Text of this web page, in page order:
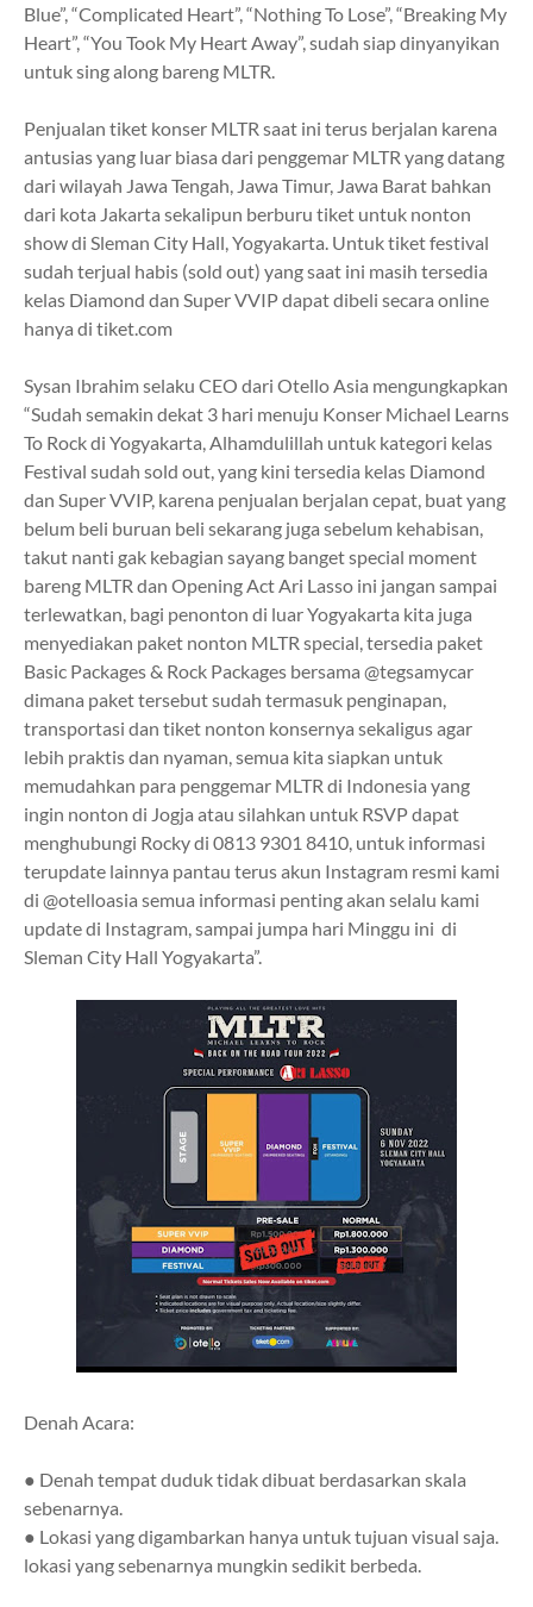
Blue”, “Complicated Heart”, “Nothing To Lose”, “Breaking My
Heart”, “You Took My Heart Away”, sudah siap dinyanyikan
untuk sing along bareng MLTR.
Penjualan tiket konser MLTR saat ini terus berjalan karena
antusias yang luar biasa dari penggemar MLTR yang datang
dari wilayah Jawa Tengah, Jawa Timur, Jawa Barat bahkan
dari kota Jakarta sekalipun berburu tiket untuk nonton
show di Sleman City Hall, Yogyakarta. Untuk tiket festival
sudah terjual habis (sold out) yang saat ini masih tersedia
kelas Diamond dan Super VVIP dapat dibeli secara online
hanya di tiket.com
Sysan Ibrahim selaku CEO dari Otello Asia mengungkapkan
“Sudah semakin dekat 3 hari menuju Konser Michael Learns
To Rock di Yogyakarta, Alhamdulillah untuk kategori kelas
Festival sudah sold out, yang kini tersedia kelas Diamond
dan Super VVIP, karena penjualan berjalan cepat, buat yang
belum beli buruan beli sekarang juga sebelum kehabisan,
takut nanti gak kebagian sayang banget special moment
bareng MLTR dan Opening Act Ari Lasso ini jangan sampai
terlewatkan, bagi penonton di luar Yogyakarta kita juga
menyediakan paket nonton MLTR special, tersedia paket
Basic Packages & Rock Packages bersama @tegsamycar
dimana paket tersebut sudah termasuk penginapan,
transportasi dan tiket nonton konsernya sekaligus agar
lebih praktis dan nyaman, semua kita siapkan untuk
memudahkan para penggemar MLTR di Indonesia yang
ingin nonton di Jogja atau silahkan untuk RSVP dapat
menghubungi Rocky di 0813 9301 8410, untuk informasi
terupdate lainnya pantau terus akun Instagram resmi kami
di @otelloasia semua informasi penting akan selalu kami
update di Instagram, sampai jumpa hari Minggu ini di
Sleman City Hall Yogyakarta”.
Denah Acara:
● Denah tempat duduk tidak dibuat berdasarkan skala
sebenarnya.
● Lokasi yang digambarkan hanya untuk tujuan visual saja.
lokasi yang sebenarnya mungkin sedikit berbeda.